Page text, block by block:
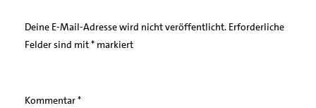
Deine E-Mail-Adresse wird nicht veröffentlicht. Erforderliche
Felder sind mit* markiert
Kommentar*